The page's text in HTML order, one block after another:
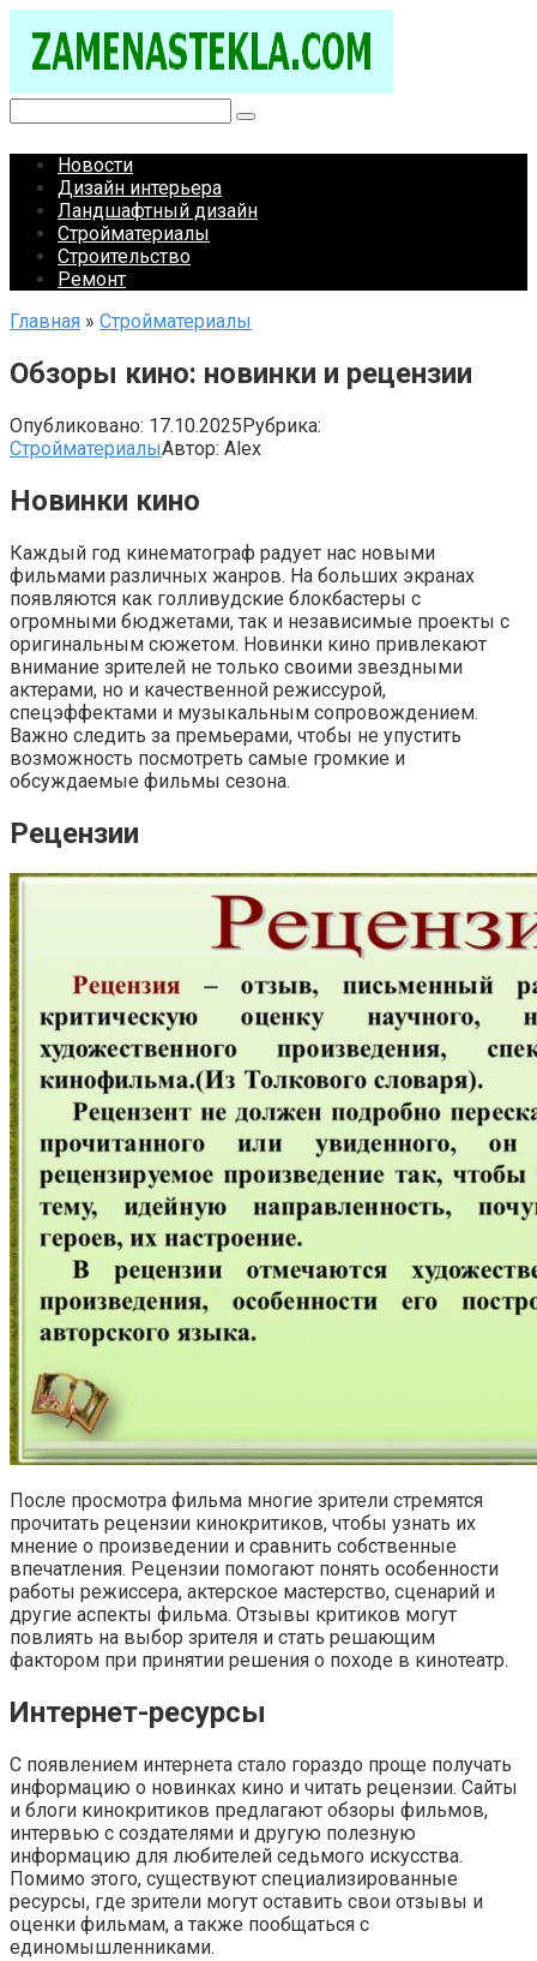
контенту
Новости
Дизайн интерьера
Ландшафтный дизайн
Стройматериалы
Строительство
Ремонт
Главная » Стройматериалы
Обзоры кино: новинки и рецензии
Опубликовано: 17.10.2025Рубрика:
СтройматериалыАвтор: Alex
Новинки кино
Каждый год кинематограф радует нас новыми
фильмами различных жанров. На больших экранах
появляются как голливудские блокбастеры с
огромными бюджетами, так и независимые проекты с
оригинальным сюжетом. Новинки кино привлекают
внимание зрителей не только своими звездными
актерами, но и качественной режиссурой,
спецэффектами и музыкальным сопровождением.
Важно следить за премьерами, чтобы не упустить
возможность посмотреть самые громкие и
обсуждаемые фильмы сезона.
Рецензии
После просмотра фильма многие зрители стремятся
прочитать рецензии кинокритиков, чтобы узнать их
мнение о произведении и сравнить собственные
впечатления. Рецензии помогают понять особенности
работы режиссера, актерское мастерство, сценарий и
другие аспекты фильма. Отзывы критиков могут
повлиять на выбор зрителя и стать решающим
фактором при принятии решения о походе в кинотеатр.
Интернет-ресурсы
С появлением интернета стало гораздо проще получать
информацию о новинках кино и читать рецензии. Сайты
и блоги кинокритиков предлагают обзоры фильмов,
интервью с создателями и другую полезную
информацию для любителей седьмого искусства.
Помимо этого, существуют специализированные
ресурсы, где зрители могут оставить свои отзывы и
оценки фильмам, а также пообщаться с
единомышленниками.